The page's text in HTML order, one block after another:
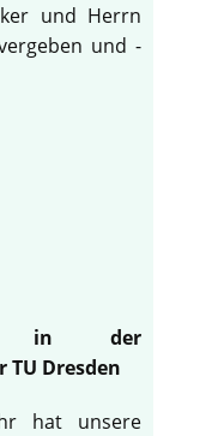
und Herrn
und -
in der
Dresden
hat unsere